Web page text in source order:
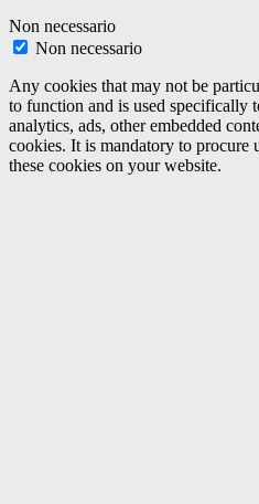
Non necessario
Non necessario
Any cookies that may not be
to function and is used specifically
analytics, ads, other embedded
cookies. It is mandatory to procure
these cookies on your website.